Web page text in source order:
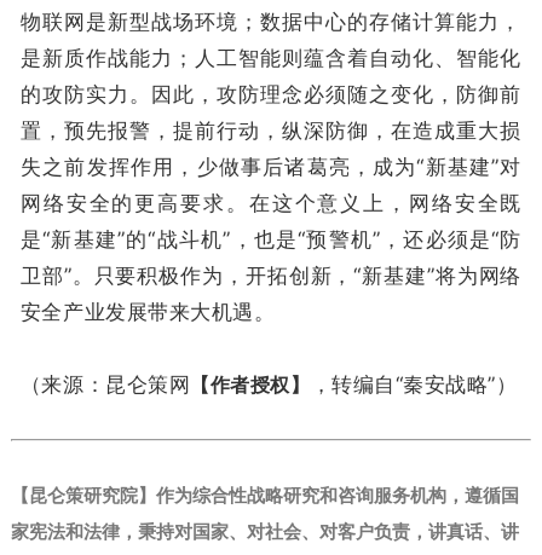
物联网是新型战场环境；数据中心的存储计算能力，
是新质作战能力；人工智能则蕴含着自动化、智能化
的攻防实力。因此，攻防理念必须随之变化，防御前
置，预先报警，提前行动，纵深防御，在造成重大损
失之前发挥作用，少做事后诸葛亮，成为“新基建”对
网络安全的更高要求。在这个意义上，网络安全既
是“新基建”的“战斗机”，也是“预警机”，还必须是“防
卫部”。只要积极作为，开拓创新，“新基建”将为网络
安全产业发展带来大机遇。
（来源：昆仑策网 【作者授权】 ，转编自“秦安战略”）
【昆仑策研究院】作为综合性战略研究和咨询服务机构，遵循国
家宪法和法律，秉持对国家、对社会、对客户负责，讲真话、讲